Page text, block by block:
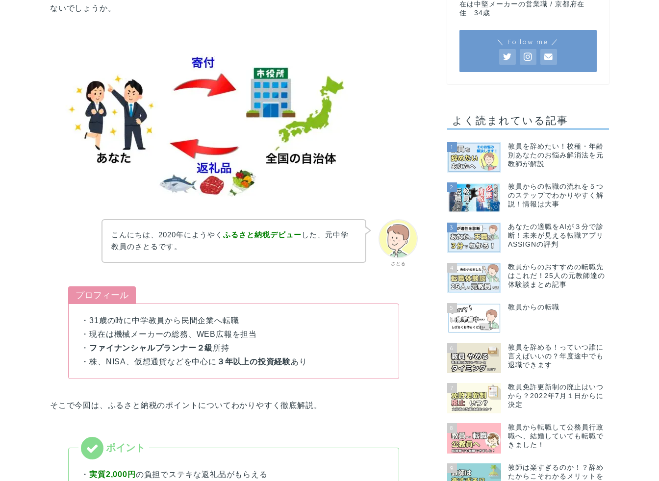
ないでしょうか。
さとる
こんにちは、2020年にようやくふるさと納税デビュー した、元中学
教員のさとるです。
プロフィール
・31歳の時に中学教員から民間企業へ転職
・現在は機械メーカーの総務、WEB広報を担当
・ ファイナンシャルプランナー２級 所持
・株、NISA、仮想通貨などを中心に ３年以上の投資経験あり
そこで今回は、ふるさと納税のポイントについてわかりやすく徹底解説。
・実質2,000円 の負担でステキな返礼品がもらえる
在は中堅メーカーの営業職 / 京都府在
住 34歳
＼ Follow me ／
よく読まれている記事
1
教員を辞めたい！校種・年齢
別あなたのお悩み解消法を元
教師が解説
2
教員からの転職の流れを５つ
のステップでわかりやすく解
説！情報は大事
3
あなたの適職をAIが３分で診
断！未来が見える転職アプリ
ASSIGNの評判
4
教員からのおすすめの転職先
はこれだ！25人の元教師達の
体験談まとめ記事
5 教員からの転職
6
教員を辞める！っていつ誰に
言えばいいの？年度途中でも
退職できます
7
教員免許更新制の廃止はいつ
から？2022年7月１日からに
決定
8
教員から転職して公務員行政
職へ、結婚していても転職で
きました！
9
教師は楽すぎるのか！？辞め
たからこそわかるメリットを